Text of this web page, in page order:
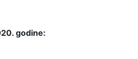
godine: